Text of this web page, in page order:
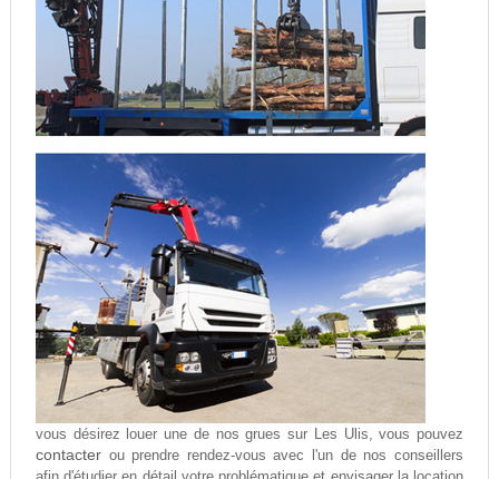
vous désirez louer une de nos grues sur Les Ulis, vous pouvez
contacterou prendre rendez-vous avec l'un de nos conseillers